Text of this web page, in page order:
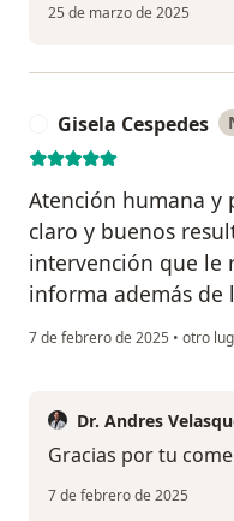
25 de marzo de 2025
Gisela Cespedes
Atención humana y
claro y buenos
intervención que le
informa además de
7 de febrero de 2025 • otro
Dr. Andres
Gracias por tu
7 de febrero de 2025